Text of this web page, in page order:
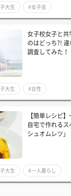
大生 #女子会
女子校女子と共
のはどっち?!
調査してみた！
大生 #女性
【簡単レシピ
自宅で作れるス
シュオムレツ」
大生 #一人暮らし